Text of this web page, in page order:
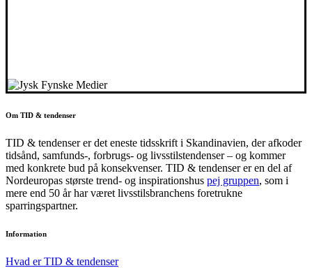
Om TID & tendenser
TID & tendenser er det eneste tidsskrift i Skandinavien, der afkoder
tidsånd, samfunds-, forbrugs- og livsstilstendenser – og kommer
med konkrete bud på konsekvenser. TID & tendenser er en del af
Nordeuropas største trend- og inspirationshus pej gruppen, som i
mere end 50 år har været livsstilsbranchens foretrukne
sparringspartner.
Information
Hvad er TID & tendenser